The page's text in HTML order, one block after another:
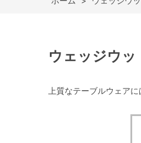
ウェッジウ
上質なテーブルウェア